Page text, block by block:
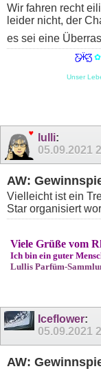
Wir fahren recht
leider nicht, der
es sei eine
Ƹ̵̡Ӝ̵̨̄Ʒ
Unser
lulli:
05.09.2021
AW:
Vielleicht ist ein
Star organisiert
Viele Grüße vom
Ich bin ein guter
Lullis Parfüm-
Iceflower:
05.09.2021
AW: